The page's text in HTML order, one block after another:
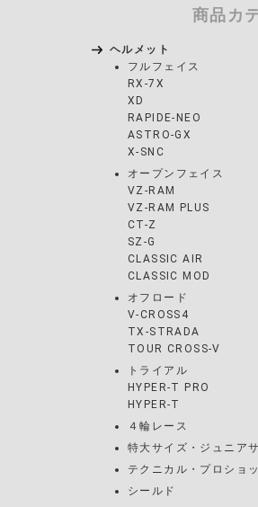
商品カ
ヘルメット
フルフェイス
RX-7X
XD
RAPIDE-NEO
ASTRO-GX
X-SNC
オープンフェイス
VZ-RAM
VZ-RAM PLUS
CT-Z
SZ-G
CLASSIC AIR
CLASSIC MOD
オフロード
V-CROSS4
TX-STRADA
TOUR CROSS-V
トライアル
HYPER-T PRO
HYPER-T
４輪レース
特大サイズ・ジュニア
テクニカル・プロショ
シールド